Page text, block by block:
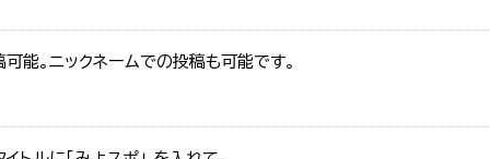
能。ニックネームでの投稿も可能です。